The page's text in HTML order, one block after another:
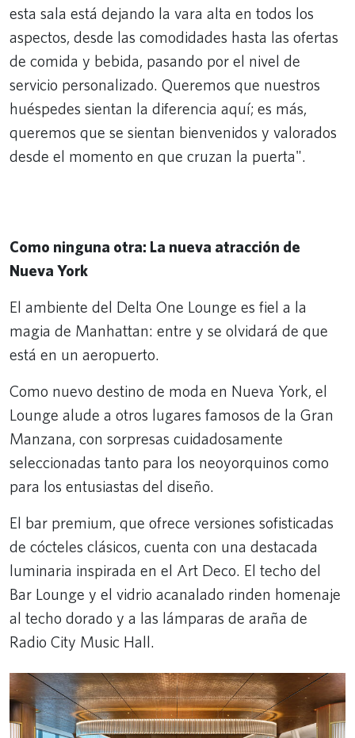
esta sala está dejando la vara alta en todos los
aspectos, desde las comodidades hasta las ofertas
de comida y bebida, pasando por el nivel de
servicio personalizado. Queremos que nuestros
huéspedes sientan la diferencia aquí; es más,
queremos que se sientan bienvenidos y valorados
desde el momento en que cruzan la puerta".
Remote video URL
Como ninguna otra: La nueva atracción de
Nueva York
El ambiente del Delta One Lounge es fiel a la
magia de Manhattan: entre y se olvidará de que
está en un aeropuerto.
Como nuevo destino de moda en Nueva York, el
Lounge alude a otros lugares famosos de la Gran
Manzana, con sorpresas cuidadosamente
seleccionadas tanto para los neoyorquinos como
para los entusiastas del diseño.
El bar premium, que ofrece versiones sofisticadas
de cócteles clásicos, cuenta con una destacada
luminaria inspirada en el Art Deco. El techo del
Bar Lounge y el vidrio acanalado rinden homenaje
al techo dorado y a las lámparas de araña de
Radio City Music Hall.